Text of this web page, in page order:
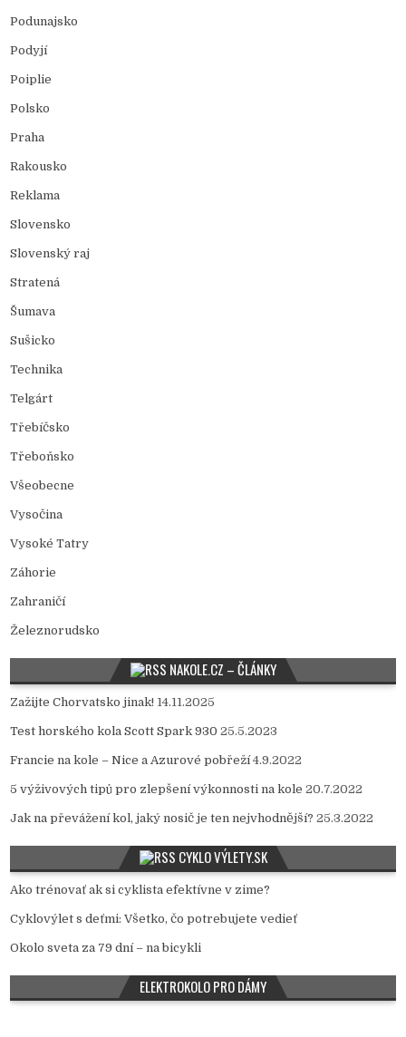
Podunajsko
Podyjí
Poiplie
Polsko
Praha
Rakousko
Reklama
Slovensko
Slovenský raj
Stratená
Šumava
Sušicko
Technika
Telgárt
Třebíčsko
Třeboňsko
Všeobecne
Vysočina
Vysoké Tatry
Záhorie
Zahraničí
Železnorudsko
NAKOLE.CZ – ČLÁNKY
Zažijte Chorvatsko jinak! 14.11.2025
Test horského kola Scott Spark 930 25.5.2023
Francie na kole – Nice a Azurové pobřeží 4.9.2022
5 výživových tipů pro zlepšení výkonnosti na kole 20.7.2022
Jak na převážení kol, jaký nosič je ten nejvhodnější? 25.3.2022
CYKLO VÝLETY.SK
Ako trénovať ak si cyklista efektívne v zime?
Cyklovýlet s deťmi: Všetko, čo potrebujete vedieť
Okolo sveta za 79 dní – na bicykli
ELEKTROKOLO PRO DÁMY